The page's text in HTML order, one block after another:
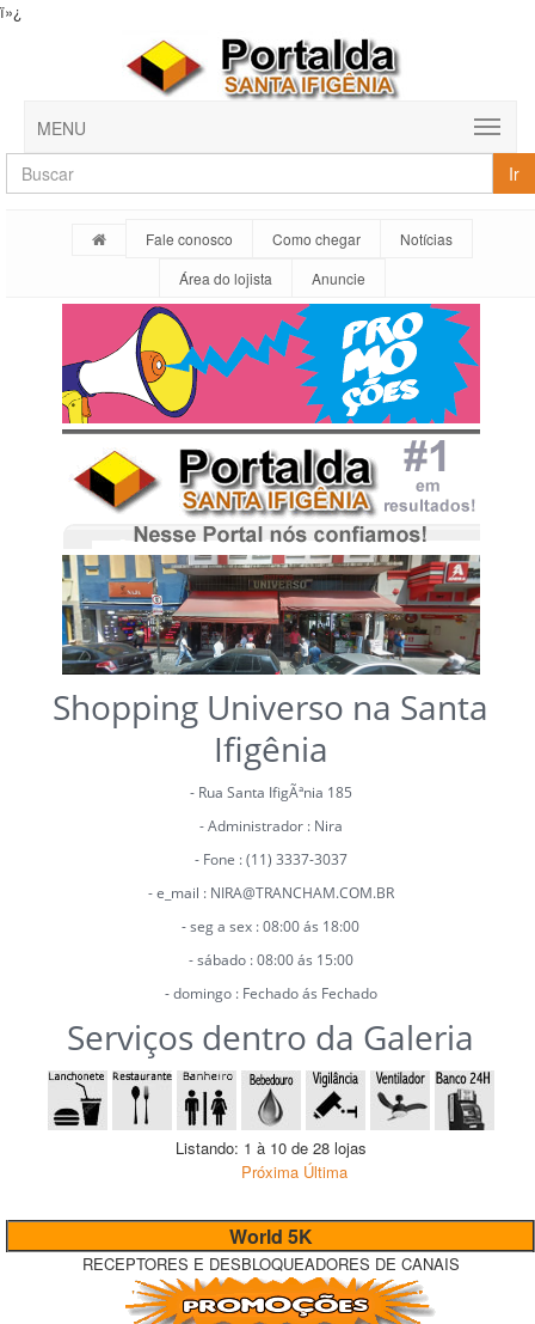
ï»¿
MENU
Ir
Fale conosco Como chegar
Notícias
Área do lojista
Anuncie
Shopping Universo na Santa
Ifigênia
- Rua Santa IfigÃªnia 185
- Administrador : Nira
- Fone : (11) 3337-3037
- e_mail : NIRA@TRANCHAM.COM.BR
- seg a sex : 08:00 ás 18:00
- sábado : 08:00 ás 15:00
- domingo : Fechado ás Fechado
Serviços dentro da Galeria
Listando: 1 à 10 de 28 lojas
Próxima Última
World 5K
RECEPTORES E DESBLOQUEADORES DE CANAIS